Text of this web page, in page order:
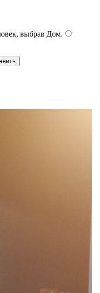
выбрав Дом.